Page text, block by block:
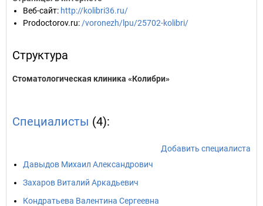
Веб-сайт: http://kolibri36.ru/
Prodoctorov.ru: /voronezh/lpu/25702-kolibri/
Структура
Стоматологическая клиника «Колибри»
Специалисты (4):
Добавить специалиста
Давыдов Михаил Александрович
Захаров Виталий Аркадьевич
Кондратьева Валентина Сергеевна